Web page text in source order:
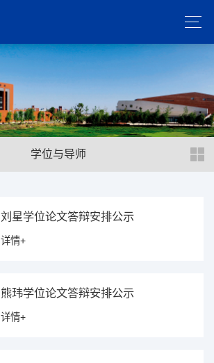
学位与导师
刘星学位论文答辩安排公示
详情+
熊玮学位论文答辩安排公示
详情+